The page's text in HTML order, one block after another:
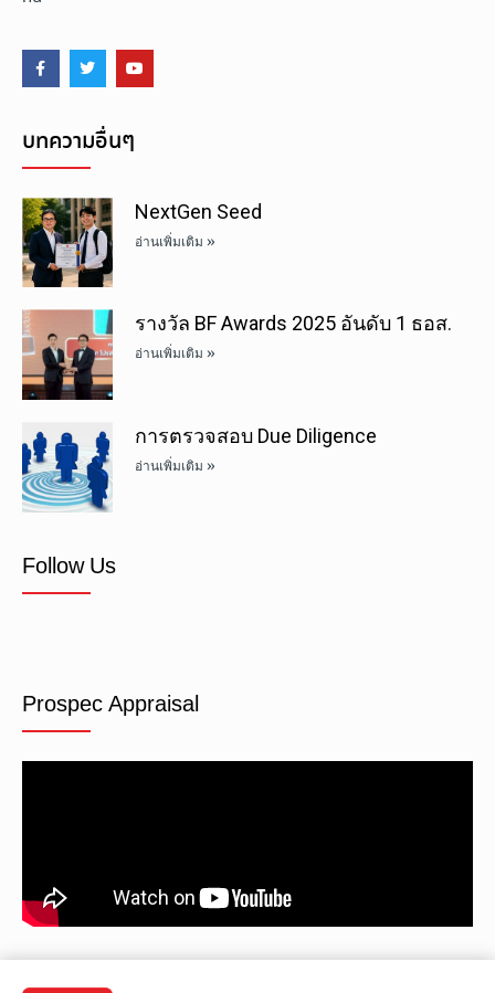
บทความอื่นๆ
NextGen Seed
อ่านเพิ่มเติม »
รางวัล BF Awards 2025 อันดับ 1 ธอส.
อ่านเพิ่มเติม »
การตรวจสอบ Due Diligence
อ่านเพิ่มเติม »
Follow Us
Prospec Appraisal